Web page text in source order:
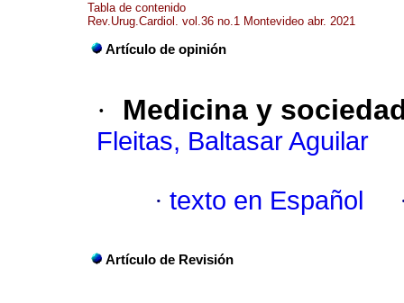
Tabla de contenido
Rev.Urug.Cardiol. vol.36 no.1 Montevideo abr. 2021
Artículo de opinión
· Medicina y
Fleitas, Baltasar Aguilar
· texto en Español
Artículo de Revisión